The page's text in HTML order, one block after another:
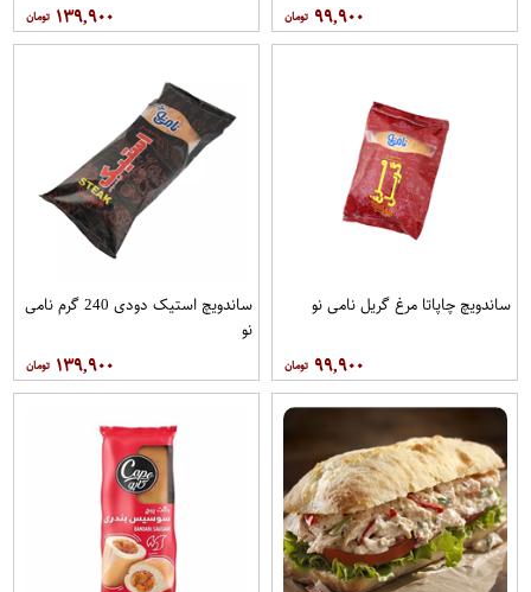
۹۹,۹۰۰ ۱۳۹,۹۰۰
ساندویچ چاپاتا مرغ گریل نامی نو
۹۹,۹۰۰
ساندویچ استیک دودی 240 گرم نامی
نو
۱۳۹,۹۰۰